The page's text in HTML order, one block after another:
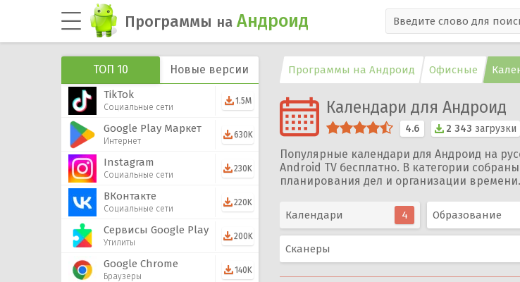
Программы на Андроид
ТОП 10 Новые версии
TikTok
Социальные сети
1.5M
Google Play Маркет
Интернет
630K
Instagram
Социальные сети
230K
ВКонтакте
Социальные сети
220K
Сервисы Google Play
Утилиты
200K
Google Chrome
Браузеры
140K
Программы на Андроид Офисные
Календари для Андроид
4.6 2 343 загрузки
Популярные календари для Андроид на
Android TV бесплатно. В категории
планирования дел и организации времени.
Календари 4 Образование
Сканеры